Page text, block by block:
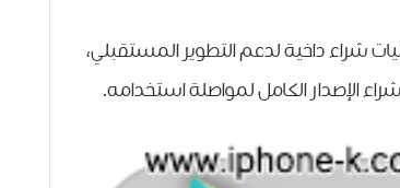
ﺷﺮﺍﺀ ﺩﺍﺧﻴﺔ ﻟﺪﻋﻢ ﺍﻟﺘﻄﻮﻳﺮ ﺍﻟﻤﺴﺘﻘﺒﻠﻲ،
ﺍﻹﺻﺪﺍﺭ ﺍﻟﻜﺎﻣﻞ ﻟﻤﻮﺍﺻﻠﺔ ﺍﺳﺘﺨﺪﺍﻣﻪ.